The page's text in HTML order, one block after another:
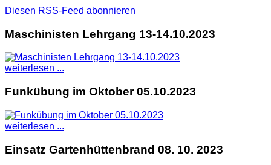
Diesen RSS-Feed abonnieren
Maschinisten Lehrgang 13-14.10.2023
weiterlesen ...
Funkübung im Oktober 05.10.2023
weiterlesen ...
Einsatz Gartenhüttenbrand 08. 10. 2023